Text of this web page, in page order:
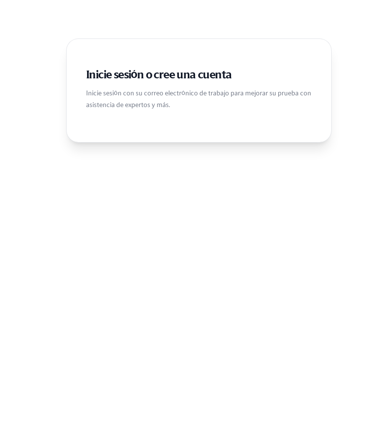
Inicie sesión o cree una cuenta
Inicie sesión con su correo electrónico de trabajo para mejorar su prueba con
asistencia de expertos y más.